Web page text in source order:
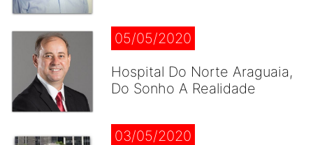
05/05/2020
Hospital Do Norte Araguaia,
Do Sonho A Realidade
03/05/2020